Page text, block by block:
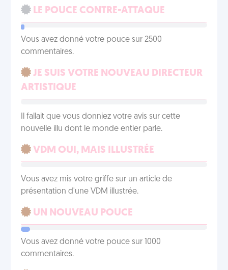
LE POUCE CONTRE-ATTAQUE
Vous avez donné votre pouce sur 2500
commentaires.
JE SUIS VOTRE NOUVEAU DIRECTEUR
ARTISTIQUE
Il fallait que vous donniez votre avis sur cette
nouvelle illu dont le monde entier parle.
VDM OUI, MAIS ILLUSTRÉE
Vous avez mis votre griffe sur un article de
présentation d'une VDM illustrée.
UN NOUVEAU POUCE
Vous avez donné votre pouce sur 1000
commentaires.